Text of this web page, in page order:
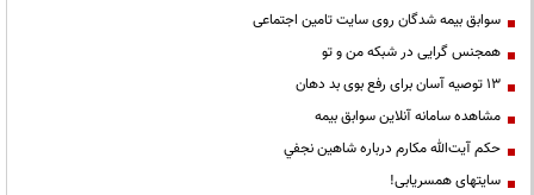
سوابق بیمه شدگان روی سایت تامین اجتماعی
همجنس گرایی در شبکه من و تو
13 توصیه آسان برای رفع بوی بد دهان
مشاهده سامانه آنلاين سوابق بیمه
حكم آيت‌الله مكارم درباره شاهين نجفي
سایتهای همسریابی!